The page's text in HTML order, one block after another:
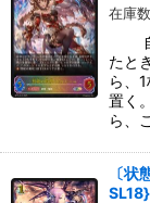
在庫
自
たと
ら、
置く
ら、
〔